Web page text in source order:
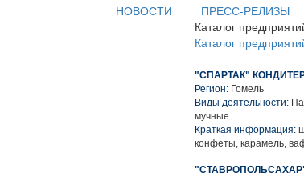
НОВОСТИ ПРЕСС-РЕЛИЗЫ
Каталог
Каталог
"СПАРТАК"
Регион: Гомель
Виды деятельности:
мучные
Краткая информация:
конфеты, карамель,